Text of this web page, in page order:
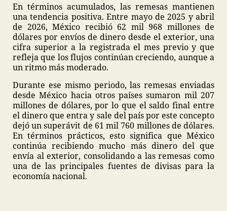
En términos acumulados, las remesas mantienen
una tendencia positiva. Entre mayo de 2025 y abril
de 2026, México recibió 62 mil 968 millones de
dólares por envíos de dinero desde el exterior, una
cifra superior a la registrada el mes previo y que
refleja que los flujos continúan creciendo, aunque a
un ritmo más moderado.
Durante ese mismo periodo, las remesas enviadas
desde México hacia otros países sumaron mil 207
millones de dólares, por lo que el saldo final entre
el dinero que entra y sale del país por este concepto
dejó un superávit de 61 mil 760 millones de dólares.
En términos prácticos, esto significa que México
continúa recibiendo mucho más dinero del que
envía al exterior, consolidando a las remesas como
una de las principales fuentes de divisas para la
economía nacional.